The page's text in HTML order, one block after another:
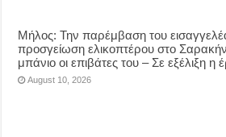
Μήλος: Την παρέμβαση του
προσγείωση ελικοπτέρου στο
μπάνιο οι επιβάτες του – Σε εξέλιξη η
August 10, 2026